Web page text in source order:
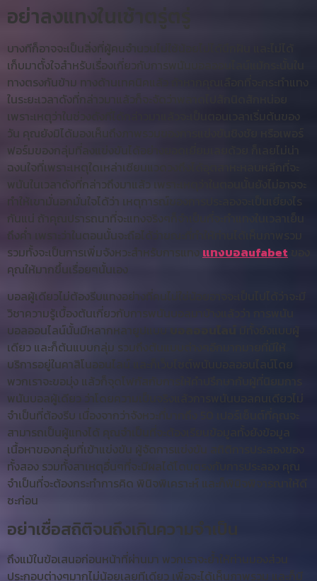
อย่าลงแทงในเช้าตรู่ตรู่
บางทีก็อาจจะเป็นสิ่งที่ผู้คนจำนวนไม่ใช้น้อยไม่ได้นึกฝัน และไม่ได้
เก็บมาตั้งใจสำหรับเรื่องเกี่ยวกับการพนันบอลออนไลน์แม้กระนั้นใน
ทางตรงกันข้าม ทางด้านเทคนิคแล้ว ถ้าหากคุณเลือกที่จะกระทำแทง
ในระยะเวลาดังที่กล่าวมาแล้วก็จะจัดว่าพลาดไปสักนิดสักหน่อย
เพราะเหตุว่าในช่วงดังที่ได้กล่าวมาแล้วจะเป็นตอนเวลาเริ่มต้นของ
วัน คุณยังมิได้มองเห็นถึงภาพรวมของการแข่งขันชิงชัย หรือเพอร์
ฟอร์มของกลุ่มที่ลงแข่งขันได้อย่างยอดเยี่ยมเลยด้วย ก็เลยไม่น่า
ฉงนใจที่เพราะเหตุใดเหล่าเซียนแวดวงถึงได้อุตสาหะหลบหลีกที่จะ
พนันในเวลาดังที่กล่าวถึงมาแล้ว เพราะเหตุว่าในตอนนั้นยังไม่อาจจะ
ทำให้เขามั่นอกมั่นใจได้ว่า เหตุการณ์ของการประลองจะเป็นเยี่ยงไร
กันแน่ ถ้าคุณปรารถนาที่จะแทงจริงๆก็จำเป็นที่จะทำแทงในเวลาเย็น
ถึงค่ำ เพราะว่าในตอนนั้นจะถือได้ว่าขณะที่ทำให้ท่านได้เห็นภาพรวม
รวมทั้งจะเป็นการเพิ่มจังหวะสำหรับการแทง แทงบอลufabet
คุณให้มากขึ้นเรื่อยๆนั้นเอง
บอลผู้เดียวไม่ต้องรีบแทงอย่างที่คนไม่ใช่น้อยอาจจะเป็นไปได้ว่าจะมี
วิชาความรู้เบื้องต้นเกี่ยวกับการพนันบอลมาบ้างแล้วว่า การพนัน
บอลออนไลน์นั้นมีหลากหลายูปแบบ
บอลออนไลน์
เดียว และก็ต้นแบบกลุ่ม รวมถึงต้นแบบต่างๆอีกมากมายที่มีให้
บริการอยู่ในคาสิโนออนไลน์ และก็เว็บไซต์พนันบอลออนไลน์โดย
พวกเราจะขอมุ่ง แล้วก็จุดโฟกัสกับการให้คำปรึกษากับผู้ที่นิยมการ
พนันบอลผู้เดียว ว่าโดยความเป็นจริงแล้วการพนันบอลคนเดียวไม่
จำเป็นที่ต้องรีบ เนื่องจากว่าจังหวะที่มากถึง 50 เปอร์เซ็นต์ที่คุณจะ
สามารถเป็นผู้แทงได้ คุณจำเป็นที่จะต้องเรียนข้อมูลทั้งยังข้อมูล
เนื้อหาของกลุ่มที่เข้าแข่งขัน ผู้จัดการแข่งขัน สถิติการประลองของ
ทั้งสอง รวมทั้งสาเหตุอื่นๆที่จะมีผลได้โดนตรงกับการประลอง คุณ
จำเป็นที่จะต้องกระทำการคิด พินิจพิเคราะห์ และก็พินิจพิจารณาให้ดี
ซะก่อน
อย่าเชื่อสถิติจนถึงเกินความจำเป็น
ถึงแม้ในข้อเสนอก่อนหน้าที่ผ่านมา พวกเราจะย้ำให้ท่านมองส่วน
ประกอบต่างๆมากไม่น้อยเลยทีเดียว เพื่อจะได้เห็นภาพรวม และก็มี